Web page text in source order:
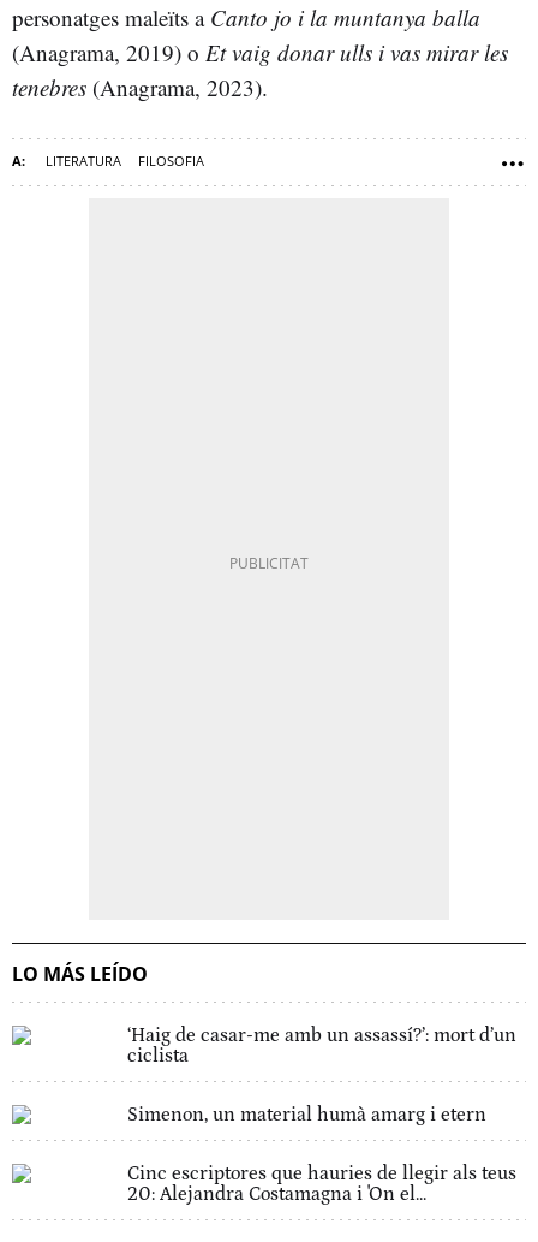
personatges maleïts a Canto jo i la muntanya balla
(Anagrama, 2019) o Et vaig donar ulls i vas mirar les
tenebres (Anagrama, 2023).
LITERATURA FILOSOFIA
LO MÁS LEÍDO
‘Haig de casar-me amb un assassí?’: mort d’un
ciclista
Simenon, un material humà amarg i etern
Cinc escriptores que hauries de llegir als teus
20: Alejandra Costamagna i 'On el...